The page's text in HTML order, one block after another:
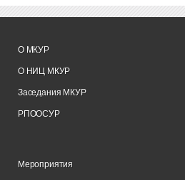
О МКУР
О НИЦ МКУР
Заседания МКУР
РПООСУР
Мероприятия